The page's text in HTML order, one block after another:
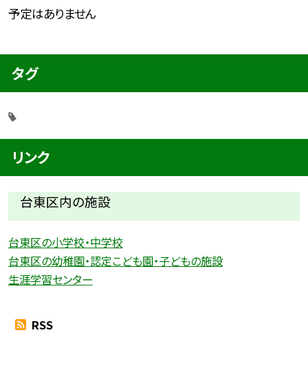
予定はありません
タグ
リンク
台東区内の施設
台東区の小学校・中学校
台東区の幼稚園・認定こども園・子どもの施設
生涯学習センター
RSS